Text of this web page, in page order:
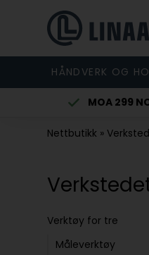
HÅNDVERK OG
MOA 299
Nettbutikk »
Verktøy for tre
Måleverktøy